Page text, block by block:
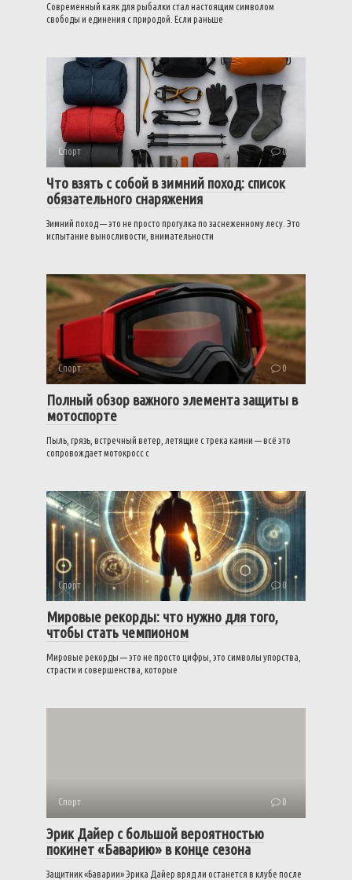
Современный каяк для рыбалки стал настоящим символом
свободы и единения с природой. Если раньше
Спорт 0
Что взять с собой в зимний поход: список
обязательного снаряжения
Зимний поход — это не просто прогулка по заснеженному лесу. Это
испытание выносливости, внимательности
Спорт 0
Полный обзор важного элемента защиты в
мотоспорте
Пыль, грязь, встречный ветер, летящие с трека камни — всё это
сопровождает мотокросс с
Спорт 0
Мировые рекорды: что нужно для того,
чтобы стать чемпионом
Мировые рекорды — это не просто цифры, это символы упорства,
страсти и совершенства, которые
Спорт 0
Эрик Дайер с большой вероятностью
покинет «Баварию» в конце сезона
Защитник «Баварии» Эрика Дайер вряд ли останется в клубе после